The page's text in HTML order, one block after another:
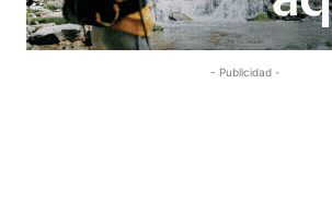
- Publicidad -